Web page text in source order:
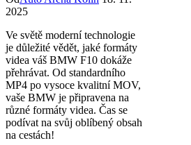
2025
Ve světě moderní technologie
je důležité vědět, jaké formáty
videa váš BMW F10 dokáže
přehrávat. Od standardního
MP4 po vysoce kvalitní MOV,
vaše BMW je připravena na
různé formáty videa. Čas se
podívat na svůj oblíbený obsah
na cestách!